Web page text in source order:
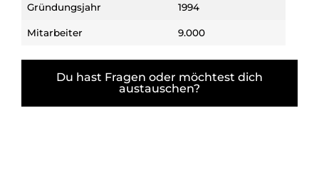
Gründungsjahr 1994
Mitarbeiter 9.000
Du hast Fragen oder möchtest dich
austauschen?